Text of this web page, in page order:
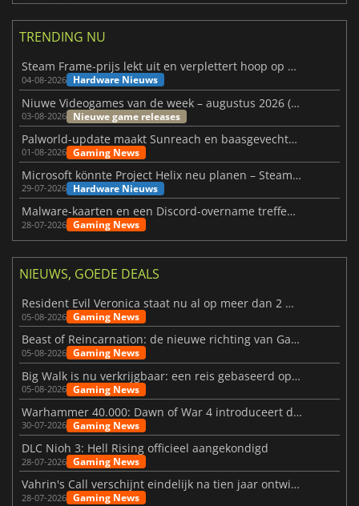
TRENDING NU
Steam Frame-prijs lekt uit en verplettert hoop op betaalbare VR
04-08-2026 Hardware Nieuws
Niuwe Videogames van de week – augustus 2026 (week 32)
03-08-2026 Nieuwe game releases
Palworld-update maakt Sunreach en baasgevechten stabieler
01-08-2026 Gaming News
Microsoft könnte Project Helix neu planen – Steam-Support wackelt
29-07-2026 Hardware Nieuws
Malware-kaarten en een Discord-overname treffen Meccha Chameleon
28-07-2026 Gaming News
NIEUWS, GOEDE DEALS
Resident Evil Veronica staat nu al op meer dan 2 miljoen verlanglijstjes
05-08-2026 Gaming News
Beast of Reincarnation: de nieuwe richting van Game Freak
05-08-2026 Gaming News
Big Walk is nu verkrijgbaar: een reis gebaseerd op vriendschap
05-08-2026 Gaming News
Warhammer 40.000: Dawn of War 4 introduceert de Necron-factie
30-07-2026 Gaming News
DLC Nioh 3: Hell Rising officieel aangekondigd
28-07-2026 Gaming News
Vahrin's Call verschijnt eindelijk na tien jaar ontwikkeling
28-07-2026 Gaming News